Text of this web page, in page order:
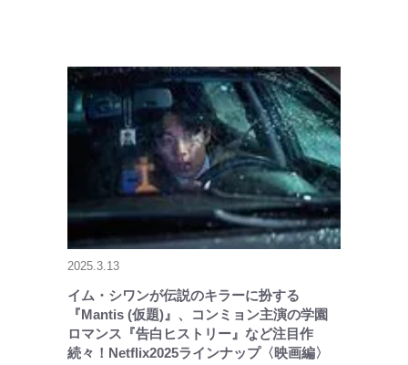
2025.3.13
イム・シワンが伝説のキラーに扮する
『Mantis (仮題)』、コンミョン主演の学園
ロマンス『告白ヒストリー』など注目作
続々！Netflix2025ラインナップ〈映画編〉